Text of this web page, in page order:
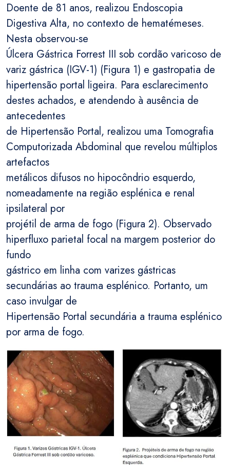
Doente de 81 anos, realizou Endoscopia
Digestiva Alta, no contexto de hematémeses.
Nesta observou-se
Úlcera Gástrica Forrest III sob cordão varicoso de
variz gástrica (IGV-1) (Figura 1) e gastropatia de
hipertensão portal ligeira. Para esclarecimento
destes achados, e atendendo à ausência de
antecedentes
de Hipertensão Portal, realizou uma Tomografia
Computorizada Abdominal que revelou múltiplos
artefactos
metálicos difusos no hipocôndrio esquerdo,
nomeadamente na região esplénica e renal
ipsilateral por
projétil de arma de fogo (Figura 2). Observado
hiperfluxo parietal focal na margem posterior do
fundo
gástrico em linha com varizes gástricas
secundárias ao trauma esplénico. Portanto, um
caso invulgar de
Hipertensão Portal secundária a trauma esplénico
por arma de fogo.